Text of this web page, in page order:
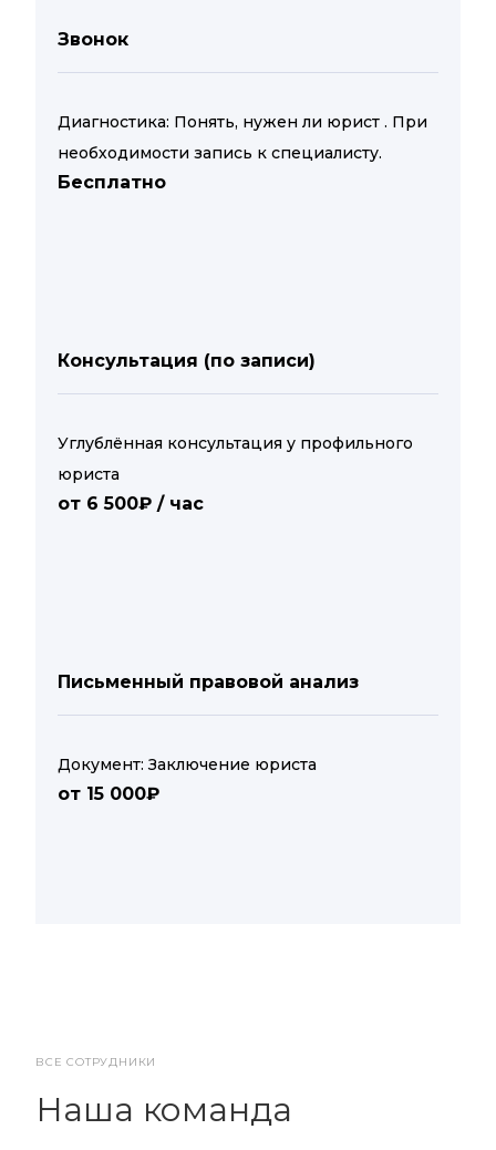
Звонок
Диагностика: Понять, нужен ли юрист . При
необходимости запись к специалисту.
Бесплатно
Консультация (по записи)
Углублённая консультация у профильного
юриста
от 6 500₽ / час
Письменный правовой анализ
Документ: Заключение юриста
от 15 000₽
ВСЕ СОТРУДНИКИ
Наша команда